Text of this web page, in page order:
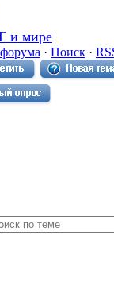
и мире
· Поиск ·